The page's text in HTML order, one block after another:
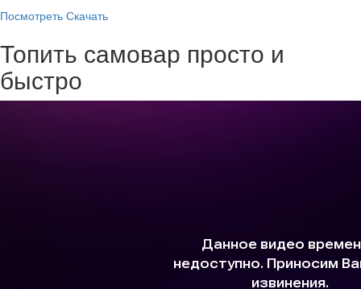
Посмотреть Скачать
Топить самовар просто и
быстро